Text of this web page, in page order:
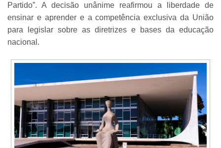
Partido”. A decisão unânime reafirmou a liberdade de
ensinar e aprender e a competência exclusiva da União
para legislar sobre as diretrizes e bases da educação
nacional.